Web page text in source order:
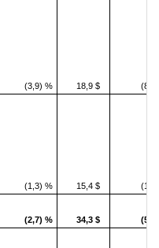
(3,9) % 18,9 $
(1,3) % 15,4 $
(2,7) % 34,3 $